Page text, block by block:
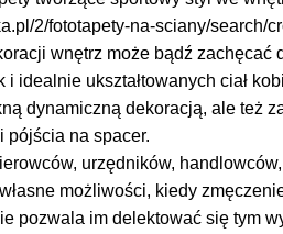
2/fototapety-na-sciany/search/
wnętrz może bądź zachęcać
idealnie ukształtowanych ciał
dynamiczną dekoracją, ale też
pójścia na spacer.
urzędników,
możliwości, kiedy
pozwala im delektować się tym